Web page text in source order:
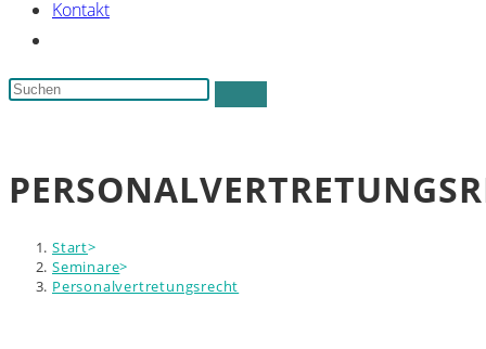
Kontakt
umschalten
Diese
Start>
Seminare>
Personalvertretungsrecht